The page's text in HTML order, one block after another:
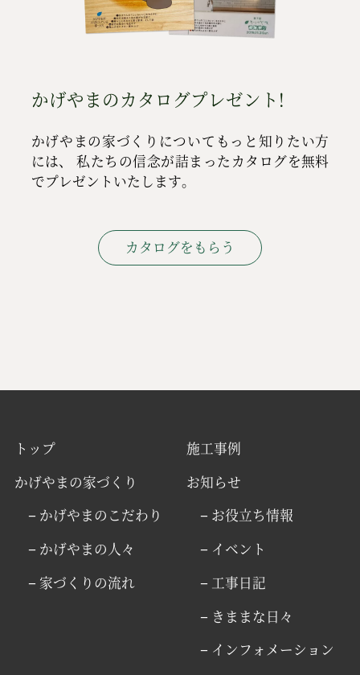
かげやまのカタログプレゼント!
かげやまの家づくりについてもっと知りたい方
には、
私たちの信念が詰まったカタログを無料
でプレゼントいたします。
カタログをもらう
トップ
かげやまの家づくり
− かげやまのこだわり
− かげやまの人々
− 家づくりの流れ
施工事例
お知らせ
− お役立ち情報
− イベント
− 工事日記
− きままな日々
− インフォメーション